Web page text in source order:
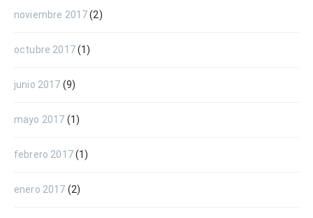
noviembre 2017(2)
octubre 2017(1)
junio 2017 (9)
mayo 2017 (1)
febrero 2017(1)
enero 2017 (2)